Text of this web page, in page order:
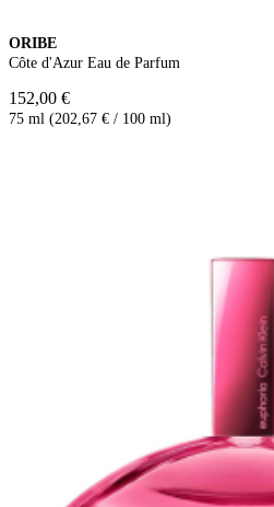
ORIBE
Côte d'Azur Eau de Parfum
152,00 €
75 ml (202,67 € / 100 ml)